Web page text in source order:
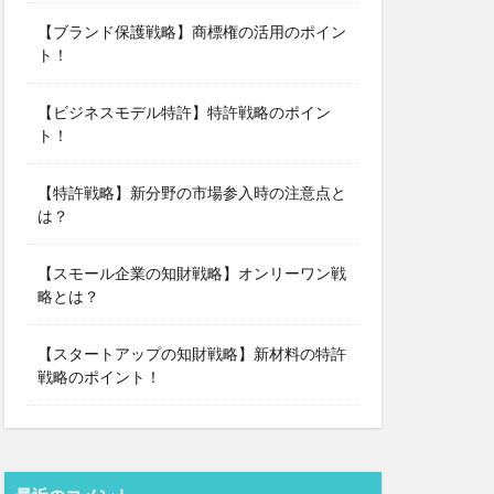
【ブランド保護戦略】商標権の活用のポイン
ト！
【ビジネスモデル特許】特許戦略のポイン
ト！
【特許戦略】新分野の市場参入時の注意点と
は？
【スモール企業の知財戦略】オンリーワン戦
略とは？
【スタートアップの知財戦略】新材料の特許
戦略のポイント！